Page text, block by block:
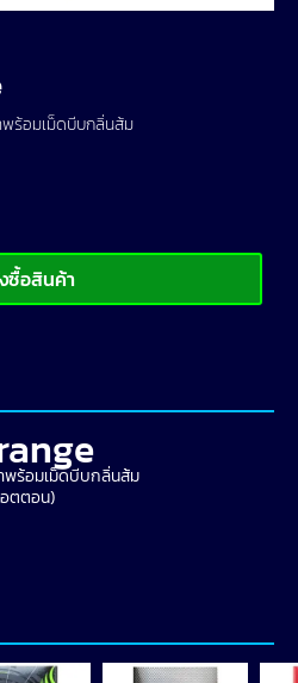
พร้อมเม็ดบีบกลิ่นส้ม
ซื้อสินค้า
พร้อมเม็ดบีบกลิ่นส้ม
ตตอน)